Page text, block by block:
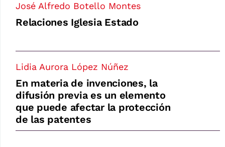
José Alfredo Botello Montes
Relaciones Iglesia Estado
Lidia Aurora López Núñez
En materia de invenciones, la
difusión previa es un elemento
que puede afectar la protección
de las patentes